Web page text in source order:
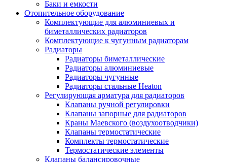
Баки и емкости
Отопительное оборудование
Комплектующие для алюминиевых и
биметаллических радиаторов
Комплектующие к чугунным радиаторам
Радиаторы
Радиаторы биметаллические
Радиаторы алюминиевые
Радиаторы чугунные
Радиаторы стальные Heaton
Регулирующая арматура для радиаторов
Клапаны ручной регулировки
Клапаны запорные для радиаторов
Краны Маевского (воздухоотводчики)
Клапаны термостатические
Комплекты термостатические
Термостатические элементы
Клапаны балансировочные